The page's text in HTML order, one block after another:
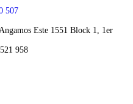
507
Este 1551 Block 1, 1er
958